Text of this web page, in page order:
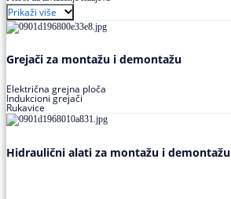
Prikaži više
Grejači za montažu i demontažu
Električna grejna ploča
Indukcioni grejači
Rukavice
Hidraulični alati za montažu i demontažu